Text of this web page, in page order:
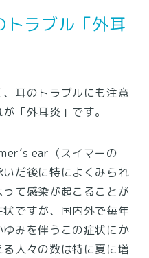
トラブル「外耳
耳のトラブルにも注意
「外耳炎」です。
ear（スイマーの
だ後に特によくみられ
て感染が起こることが
ですが、国内外で毎年
みを伴うこの症状にか
人々の数は特に夏に増